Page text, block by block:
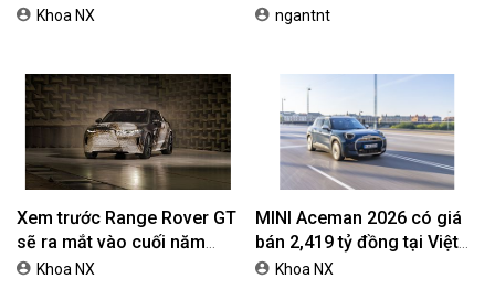
EREV dự kiến giá dưới 3 tỷ
Khoa NX
chính hãng lên tới 10 năm
ngantnt
Xem trước Range Rover GT
sẽ ra mắt vào cuối năm
2026Khoa NX
MINI Aceman 2026 có giá
bán 2,419 tỷ đồng tại Việt
NamKhoa NX